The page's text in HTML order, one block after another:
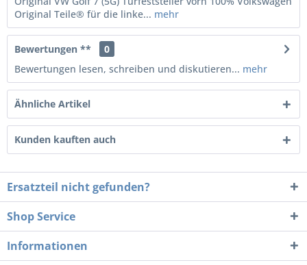
Original Teile® für die linke... mehr
Bewertungen **
0
Bewertungen lesen, schreiben und diskutieren... mehr
Ähnliche Artikel
Kunden kauften auch
Ersatzteil nicht gefunden?
Shop Service
Informationen